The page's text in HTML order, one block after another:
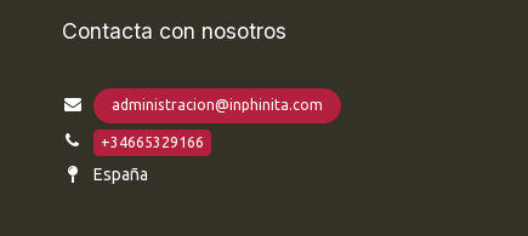
Contacta con nosotros
administracion@inphinita.com
+34665329166
España